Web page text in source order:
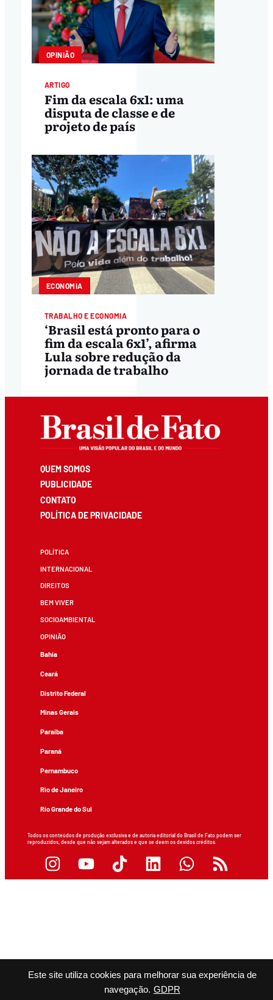
Este site utiliza cookies para melhorar sua experiência de
navegação. GDPR
OPINIÃO
ARTIGO
Fim da escala 6x1: uma
disputa de classe e de
projeto de país
ECONOMIA
TRABALHO E ECONOMIA
‘Brasil está pronto para o
fim da escala 6x1’, afirma
Lula sobre redução da
jornada de trabalho
QUEM SOMOS
PUBLICIDADE
CONTATO
POLÍTICA DE PRIVACIDADE
POLÍTICA
INTERNACIONAL
DIREITOS
BEM VIVER
SOCIOAMBIENTAL
OPINIÃO
Bahia
Ceará
Distrito Federal
Minas Gerais
Paraíba
Paraná
Pernambuco
Rio de Janeiro
Rio Grande do Sul
Todos os conteúdos de produção exclusiva e de autoria editorial do Brasil de Fato podem ser
reproduzidos, desde que não sejam alterados e que se deem os devidos créditos.